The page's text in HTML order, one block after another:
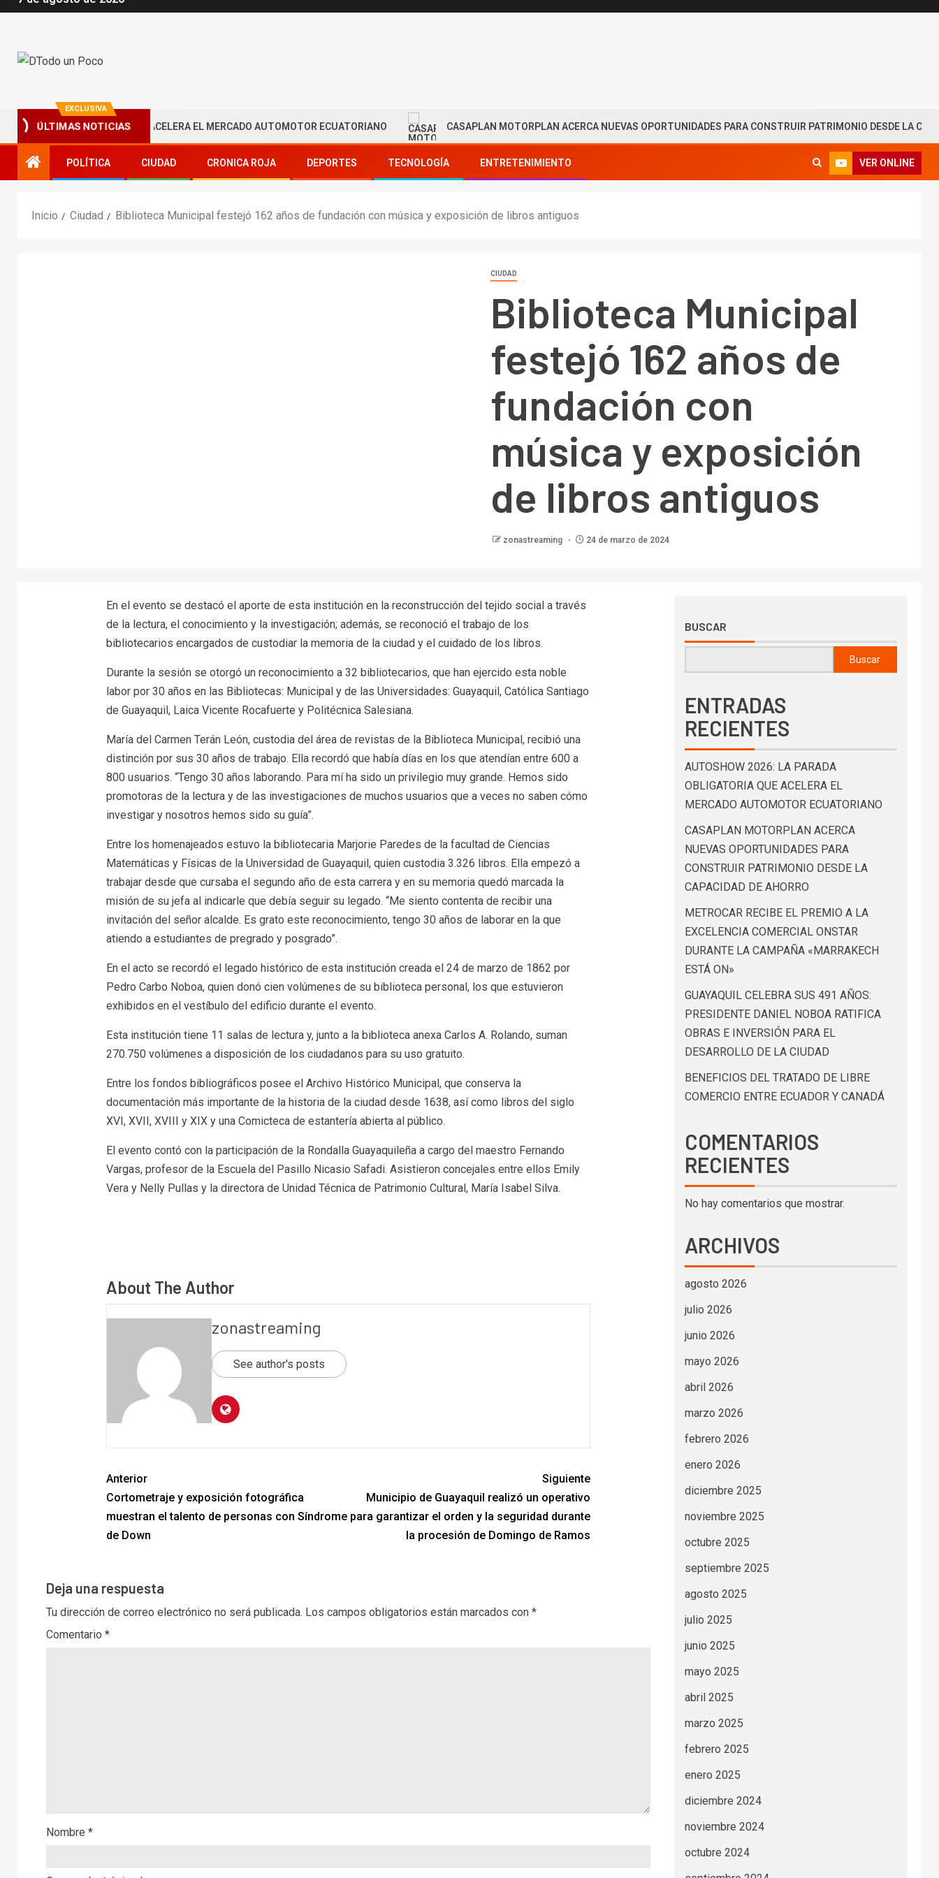
EXCLUSIVA
ÚLTIMAS NOTICIAS
OBLIGATORIA QUE ACELERA EL MERCADO AUTOMOTOR ECUATORIANO CASAPLAN MOTORPLAN ACERCA NUEVAS OPORTUNIDADES PARA CONSTRUIR PATRIMONIO DESDE LA CAPACIDAD
POLÍTICA CIUDAD CRONICA ROJA DEPORTES TECNOLOGÍA ENTRETENIMIENTO VER ONLINE
Inicio Ciudad Biblioteca Municipal festejó 162 años de fundación con música y exposición de libros antiguos
CIUDAD
Biblioteca Municipal
festejó 162 años de
fundación con
música y exposición
de libros antiguos
zonastreaming 24 de marzo de 2024
En el evento se destacó el aporte de esta institución en la reconstrucción del tejido social a través
de la lectura, el conocimiento y la investigación; además, se reconoció el trabajo de los
bibliotecarios encargados de custodiar la memoria de la ciudad y el cuidado de los libros.
Durante la sesión se otorgó un reconocimiento a 32 bibliotecarios, que han ejercido esta noble
labor por 30 años en las Bibliotecas: Municipal y de las Universidades: Guayaquil, Católica Santiago
de Guayaquil, Laica Vicente Rocafuerte y Politécnica Salesiana.
María del Carmen Terán León, custodia del área de revistas de la Biblioteca Municipal, recibió una
distinción por sus 30 años de trabajo. Ella recordó que había días en los que atendían entre 600 a
800 usuarios. “Tengo 30 años laborando. Para mí ha sido un privilegio muy grande. Hemos sido
promotoras de la lectura y de las investigaciones de muchos usuarios que a veces no saben cómo
investigar y nosotros hemos sido su guía”.
Entre los homenajeados estuvo la bibliotecaria Marjorie Paredes de la facultad de Ciencias
Matemáticas y Físicas de la Universidad de Guayaquil, quien custodia 3.326 libros. Ella empezó a
trabajar desde que cursaba el segundo año de esta carrera y en su memoria quedó marcada la
misión de su jefa al indicarle que debía seguir su legado. “Me siento contenta de recibir una
invitación del señor alcalde. Es grato este reconocimiento, tengo 30 años de laborar en la que
atiendo a estudiantes de pregrado y posgrado”.
En el acto se recordó el legado histórico de esta institución creada el 24 de marzo de 1862 por
Pedro Carbo Noboa, quien donó cien volúmenes de su biblioteca personal, los que estuvieron
exhibidos en el vestíbulo del edificio durante el evento.
Esta institución tiene 11 salas de lectura y, junto a la biblioteca anexa Carlos A. Rolando, suman
270.750 volúmenes a disposición de los ciudadanos para su uso gratuito.
Entre los fondos bibliográficos posee el Archivo Histórico Municipal, que conserva la
documentación más importante de la historia de la ciudad desde 1638, así como libros del siglo
XVI, XVII, XVIII y XIX y una Comicteca de estantería abierta al público.
El evento contó con la participación de la Rondalla Guayaquileña a cargo del maestro Fernando
Vargas, profesor de la Escuela del Pasillo Nicasio Safadi. Asistieron concejales entre ellos Emily
Vera y Nelly Pullas y la directora de Unidad Técnica de Patrimonio Cultural, María Isabel Silva.
About The Author
zonastreaming
See author's posts
Anterior
Cortometraje y exposición fotográfica
muestran el talento de personas con Síndrome
de Down
Siguiente
Municipio de Guayaquil realizó un operativo
para garantizar el orden y la seguridad durante
la procesión de Domingo de Ramos
Deja una respuesta
Tu dirección de correo electrónico no será publicada. Los campos obligatorios están marcados con *
Comentario *
Nombre *
BUSCAR
Buscar
ENTRADAS
RECIENTES
AUTOSHOW 2026: LA PARADA
OBLIGATORIA QUE ACELERA EL
MERCADO AUTOMOTOR ECUATORIANO
CASAPLAN MOTORPLAN ACERCA
NUEVAS OPORTUNIDADES PARA
CONSTRUIR PATRIMONIO DESDE LA
CAPACIDAD DE AHORRO
METROCAR RECIBE EL PREMIO A LA
EXCELENCIA COMERCIAL ONSTAR
DURANTE LA CAMPAÑA «MARRAKECH
ESTÁ ON»
GUAYAQUIL CELEBRA SUS 491 AÑOS:
PRESIDENTE DANIEL NOBOA RATIFICA
OBRAS E INVERSIÓN PARA EL
DESARROLLO DE LA CIUDAD
BENEFICIOS DEL TRATADO DE LIBRE
COMERCIO ENTRE ECUADOR Y CANADÁ
COMENTARIOS
RECIENTES
No hay comentarios que mostrar.
ARCHIVOS
agosto 2026
julio 2026
junio 2026
mayo 2026
abril 2026
marzo 2026
febrero 2026
enero 2026
diciembre 2025
noviembre 2025
octubre 2025
septiembre 2025
agosto 2025
julio 2025
junio 2025
mayo 2025
abril 2025
marzo 2025
febrero 2025
enero 2025
diciembre 2024
noviembre 2024
octubre 2024